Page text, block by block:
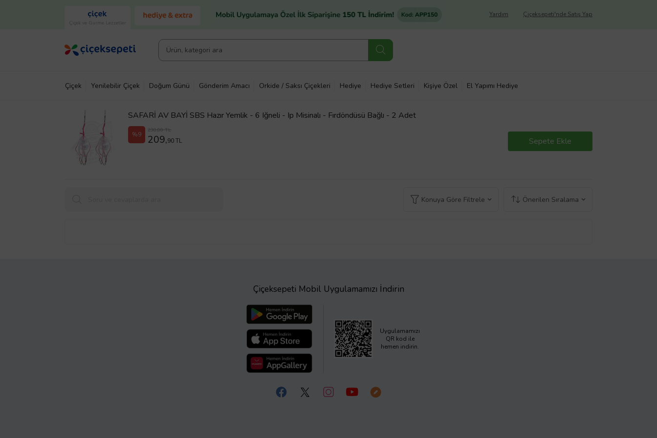
Çiçek ve Gurme Lezzetler
Çiçeksepeti'nde Satış Yap
Yardım
Çiçek Yenilebilir Çiçek Doğum Günü Gönderim Amacı Orkide / Saksı Çiçekleri Hediye Hediye Setleri Kişiye Özel El Yapımı Hediye
SAFARİ AV BAYİ SBS Hazır Yemlik - 6 Iğneli - Ip Misinalı - Fırdöndüsü Bağlı - 2 Adet
%9
230,00 TL
209,90 TL Sepete Ekle
Konuya Göre Filtrele Önerilen Sıralama
Çiçeksepeti Mobil Uygulamamızı İndirin
Uygulamamızı
QR kod ile
hemen indirin.